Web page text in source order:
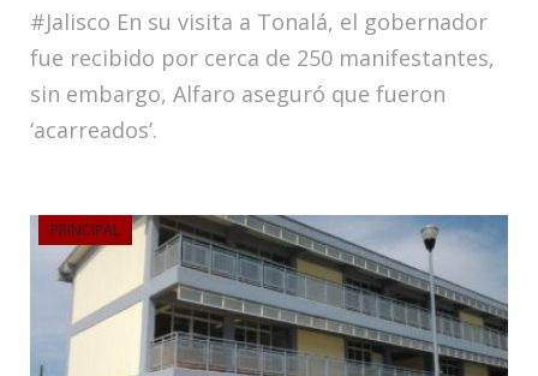
#Jalisco En su visita a Tonalá, el gobernador
fue recibido por cerca de 250 manifestantes,
sin embargo, Alfaro aseguró que fueron
‘acarreados’.
PRINCIPAL